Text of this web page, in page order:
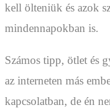
kell ölteniük és azok
mindennapokban is.
Számos tipp, ötlet és
az interneten más
kapcsolatban, de én